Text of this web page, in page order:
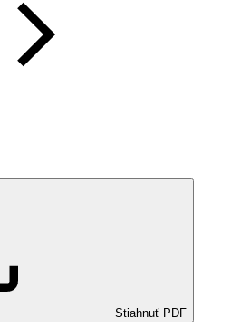
Stiahnuť PDF